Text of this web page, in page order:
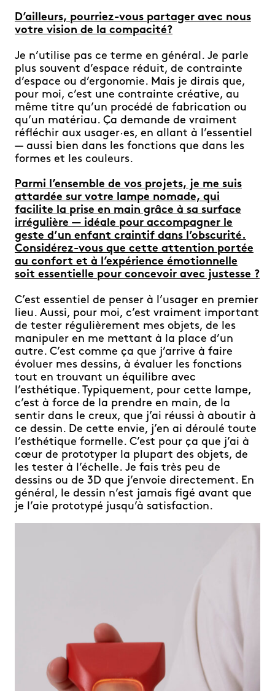
D’ailleurs, pourriez-vous partager avec nous
votre vision de la compacité?
Je n’utilise pas ce terme en général. Je parle
plus souvent d’espace réduit, de contrainte
d’espace ou d’ergonomie. Mais je dirais que,
pour moi, c’est une contrainte créative, au
même titre qu’un procédé de fabrication ou
qu’un matériau. Ça demande de vraiment
réfléchir aux usager·es, en allant à l’essentiel
— aussi bien dans les fonctions que dans les
formes et les couleurs.
Parmi l’ensemble de vos projets, je me suis
attardée sur votre lampe nomade, qui
facilite la prise en main grâce à sa surface
irrégulière — idéale pour accompagner le
geste d’un enfant craintif dans l’obscurité.
Considérez-vous que cette attention portée
au confort et à l’expérience émotionnelle
soit essentielle pour concevoir avec justesse ?
C’est essentiel de penser à l’usager en premier
lieu. Aussi, pour moi, c’est vraiment important
de tester régulièrement mes objets, de les
manipuler en me mettant à la place d’un
autre. C’est comme ça que j’arrive à faire
évoluer mes dessins, à évaluer les fonctions
tout en trouvant un équilibre avec
l’esthétique. Typiquement, pour cette lampe,
c’est à force de la prendre en main, de la
sentir dans le creux, que j’ai réussi à aboutir à
ce dessin. De cette envie, j’en ai déroulé toute
l’esthétique formelle. C’est pour ça que j’ai à
cœur de prototyper la plupart des objets, de
les tester à l’échelle. Je fais très peu de
dessins ou de 3D que j’envoie directement. En
général, le dessin n’est jamais figé avant que
je l’aie prototypé jusqu’à satisfaction.